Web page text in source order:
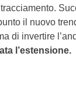
il nuovo
di invertire
l’estensione.